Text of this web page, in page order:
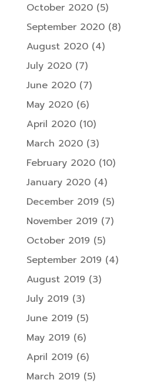
October 2020(5)
September 2020(8)
August 2020(4)
July 2020(7)
June 2020(7)
May 2020(6)
April 2020(10)
March 2020(3)
February 2020(10)
January 2020(4)
December 2019 (5)
November 2019 (7)
October 2019 (5)
September 2019 (4)
August 2019 (3)
July 2019 (3)
June 2019 (5)
May 2019 (6)
April 2019 (6)
March 2019 (5)